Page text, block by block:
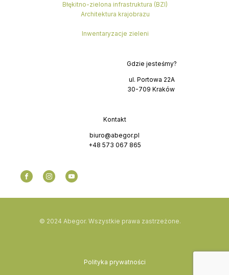
Błękitno-zielona infrastruktura (BZI)
Architektura krajobrazu
Inwentaryzacje zieleni
Gdzie jesteśmy?
ul. Portowa 22A
30-709 Kraków
Kontakt
biuro@abegor.pl
+48 573 067 865
© 2024 Abegor. Wszystkie prawa zastrzeżone.
Polityka prywatności